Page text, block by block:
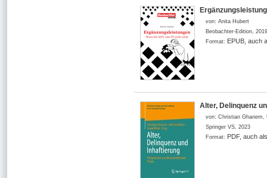
von: Anita Hubert
Beobachter-Edition, 2019
Format: EPUB, auch
Alter, Delinquenz
von: Christian Ghanem,
Springer VS, 2023
Format: PDF, auch